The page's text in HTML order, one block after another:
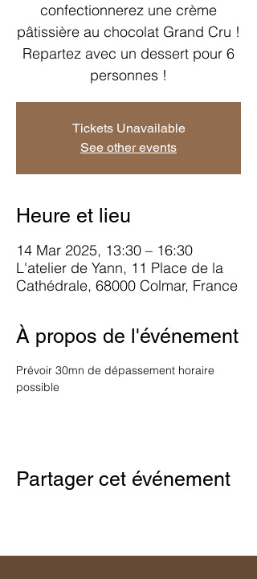
confectionnerez une crème
pâtissière au chocolat Grand Cru !
Repartez avec un dessert pour 6
personnes !
Tickets Unavailable
See other events
Heure et lieu
14 Mar 2025, 13:30 – 16:30
L'atelier de Yann, 11 Place de la
Cathédrale, 68000 Colmar, France
À propos de l'événement
Prévoir 30mn de dépassement horaire
possible
Partager cet événement